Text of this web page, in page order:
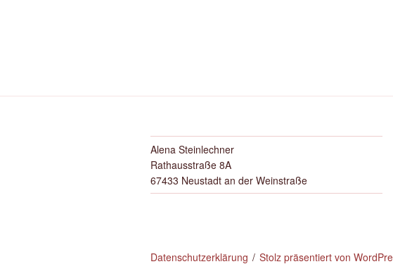
Alena Steinlechner
Rathausstraße 8A
67433 Neustadt an der Weinstraße
Datenschutzerklärung Stolz präsentiert von